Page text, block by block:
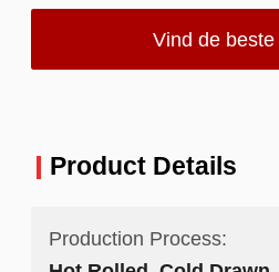
Vind de
Product Details
Production Process: